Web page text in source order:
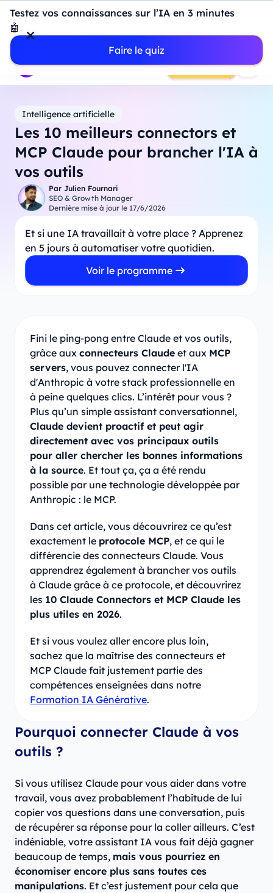
Testez vos connaissances sur l’IA en 3 minutes
🤖
Faire le quiz
Introduction à Power BI : construisez votre premier
dashboard de A à Z
- Mardi 11 Août
18h00
Professionnels
Étudiants Parents Entreprises
Prendre RDV
Intelligence artificielle
Les 10 meilleurs connectors et
MCP Claude pour brancher l'IA à
vos outils
Par Julien Fournari
SEO & Growth Manager
Dernière mise à jour le 17/6/2026
Et si une IA travaillait à votre place ? Apprenez
en 5 jours à automatiser votre quotidien.
Voir le programme
Fini le ping-pong entre Claude et vos outils,
grâce aux connecteurs Claude et aux MCP
servers, vous pouvez connecter l'IA
d'Anthropic à votre stack professionnelle en
à peine quelques clics. L’intérêt pour vous ?
Plus qu’un simple assistant conversationnel,
Claude devient proactif et peut agir
directement avec vos principaux outils
pour aller chercher les bonnes informations
à la source. Et tout ça, ça a été rendu
possible par une technologie développée par
Anthropic : le MCP.
Dans cet article, vous découvrirez ce qu’est
exactement le protocole MCP, et ce qui le
différencie des connecteurs Claude. Vous
apprendrez également à brancher vos outils
à Claude grâce à ce protocole, et découvrirez
les 10 Claude Connectors et MCP Claude les
plus utiles en 2026.
Et si vous voulez aller encore plus loin,
sachez que la maîtrise des connecteurs et
MCP Claude fait justement partie des
compétences enseignées dans notre
Formation IA Générative.
Pourquoi connecter Claude à vos
outils ?
Si vous utilisez Claude pour vous aider dans votre
travail, vous avez probablement l’habitude de lui
copier vos questions dans une conversation, puis
de récupérer sa réponse pour la coller ailleurs. C’est
indéniable, votre assistant IA vous fait déjà gagner
beaucoup de temps, mais vous pourriez en
économiser encore plus sans toutes ces
manipulations. Et c’est justement pour cela que